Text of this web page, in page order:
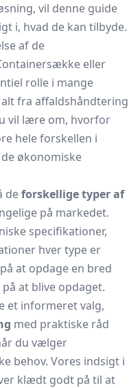
vil denne guide
i, hvad de kan tilbyde.
af de
eller
rolle i mange
fra affaldshåndtering
vil lære om, hvorfor
hele forskellen i
økonomiske
deforskellige typer af
på markedet.
specifikationer,
hver type er
at opdage en bred
at blive opdaget.
et informeret valg,
med praktiske råd
du vælger
behov. Vores indsigt i
klædt godt på til at